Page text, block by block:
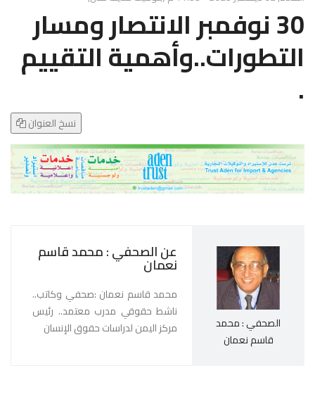
l
e
N
a
t
i
o
​30 نوفمبر الانتصار ومسار
التطورات..وأهمية التقييم
.
نسخ العنوان
الصحفي : محمد
قاسم نعمان
عن الصحفي : محمد قاسم
نعمان
محمد قاسم نعمان :صحفي وكاتب..
ناشط حقوقي مدرب معتمد.. رئيس
مركز اليمن لدراسات حقوق الإنسان